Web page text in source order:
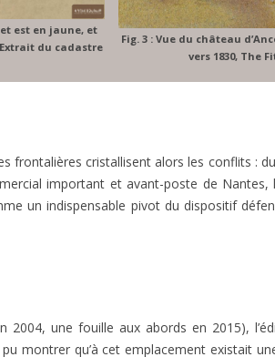
est en jaune, et
du cadastre
Fig. 3 : Vue du château
vers 1830, The
frontalières cristallisent alors les conflits :
important et avant-poste de Nantes,
un indispensable pivot du dispositif
2004, une fouille aux abords en 2015),
montrer qu’à cet emplacement existait